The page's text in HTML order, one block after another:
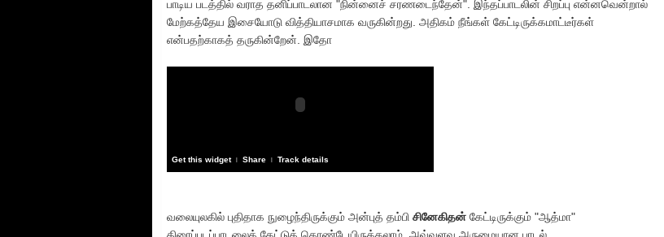
பாடிய படத்தில் வராத தனிப்பாடலான "நின்னைச் சரணடைந்தேன்". இந்தப்பாடலின் சிறப்பு என்னவென்றால்
மேற்கத்தேய இசையோடு வித்தியாசமாக வருகின்றது. அதிகம் நீங்கள் கேட்டிருக்கமாட்டீர்கள்
என்பதற்காகத் தருகின்றேன். இதோ
Get this widget Share Track details
வலையுலகில் புதிதாக நுழைந்திருக்கும் அன்புத் தம்பி சினேகிதன் கேட்டிருக்கும் "ஆத்மா"